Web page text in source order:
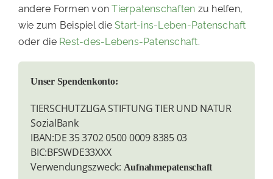
andere Formen vonTierpatenschaften zu helfen,
wie zum Beispiel dieStart-ins-Leben-Patenschaft
oder die Rest-des-Lebens-Patenschaft.
Unser Spendenkonto:
TIERSCHUTZLIGA STIFTUNG TIER UND NATUR
SozialBank
IBAN:DE 35 3702 0500 0009 8385 03
BIC:BFSWDE33XXX
Verwendungszweck: Aufnahmepatenschaft